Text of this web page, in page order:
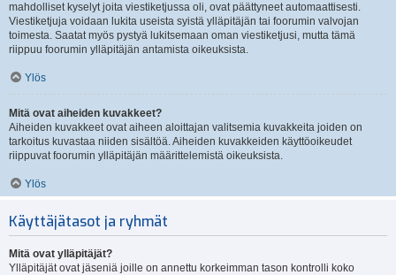
mahdolliset kyselyt joita viestiketjussa oli, ovat päättyneet automaattisesti.
Viestiketjuja voidaan lukita useista syistä ylläpitäjän tai foorumin valvojan
toimesta. Saatat myös pystyä lukitsemaan oman viestiketjusi, mutta tämä
riippuu foorumin ylläpitäjän antamista oikeuksista.
Ylös
Mitä ovat aiheiden kuvakkeet?
Aiheiden kuvakkeet ovat aiheen aloittajan valitsemia kuvakkeita joiden on
tarkoitus kuvastaa niiden sisältöä. Aiheiden kuvakkeiden käyttöoikeudet
riippuvat foorumin ylläpitäjän määrittelemistä oikeuksista.
Ylös
Käyttäjätasot ja ryhmät
Mitä ovat ylläpitäjät?
Ylläpitäjät ovat jäseniä joille on annettu korkeimman tason kontrolli koko